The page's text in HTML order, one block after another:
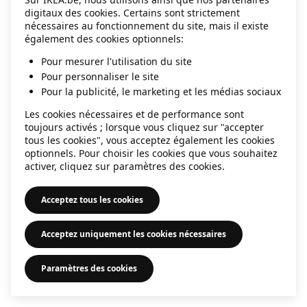
information).
digitaux des cookies. Certains sont strictement
nécessaires au fonctionnement du site, mais il existe
également des cookies optionnels:
Pour mesurer l'utilisation du site
Pour personnaliser le site
Pour la publicité, le marketing et les médias sociaux
Les cookies nécessaires et de performance sont
toujours activés ; lorsque vous cliquez sur "accepter
tous les cookies", vous acceptez également les cookies
optionnels. Pour choisir les cookies que vous souhaitez
activer, cliquez sur paramètres des cookies.
Acceptez tous les cookies
Acceptez uniquement les cookies nécessaires
Paramètres des cookies